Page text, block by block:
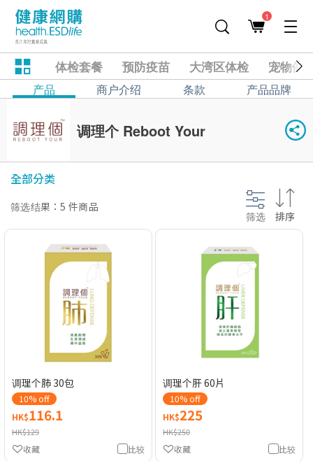
1
体检套餐 预防疫苗 大湾区体检 宠物健
产品 商户介绍 条款 产品品牌
调理个 Reboot Your
全部分类
筛选结果：5 件商品
筛选 排序
调理个肺 30包
10% off
HK$116.1
HK$129
比较
收藏
调理个肝 60片
10% off
HK$225
HK$250
比较
收藏